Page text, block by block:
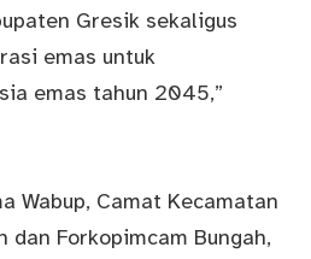
Gresik sekaligus
emas untuk
emas tahun 2045,”
Wabup, Camat Kecamatan
dan Forkopimcam Bungah,